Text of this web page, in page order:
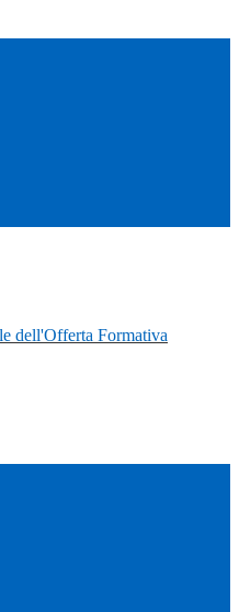
dell'Offerta Formativa